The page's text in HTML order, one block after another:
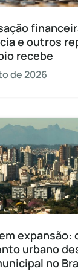
e outros
recebe
de 2026
expansão:
urbano
no